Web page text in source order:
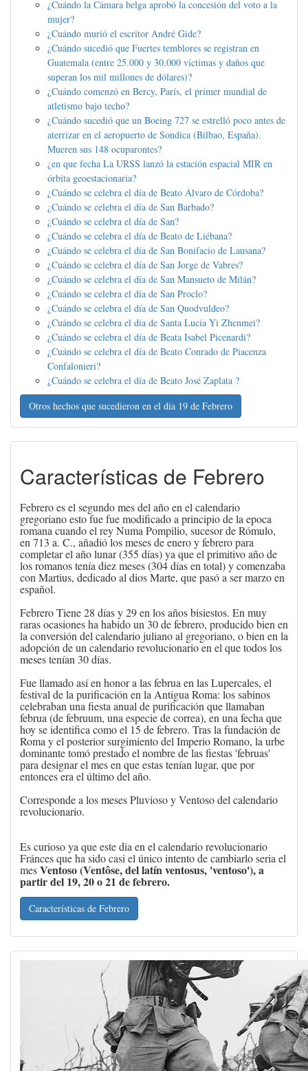
¿Cuándo la Cámara belga aprobó la concesión del voto a la
mujer?
¿Cuándo murió el escritor André Gide?
¿Cuándo sucedió que Fuertes temblores se registran en
Guatemala (entre 25.000 y 30.000 víctimas y daños que
superan los mil millones de dólares)?
¿Cuándo comenzó en Bercy, París, el primer mundial de
atletismo bajo techo?
¿Cuándo sucedió que un Boeing 727 se estrelló poco antes de
aterrizar en el aeropuerto de Sondica (Bilbao, España).
Mueren sus 148 ocuparontes?
¿en que fecha La URSS lanzó la estación espacial MIR en
órbita geoestacionaria?
¿Cuándo se celebra el día de Beato Álvaro de Córdoba?
¿Cuándo se celebra el día de San Barbado?
¿Cuándo se celebra el día de San?
¿Cuándo se celebra el día de Beato de Liébana?
¿Cuándo se celebra el día de San Bonifacio de Lausana?
¿Cuándo se celebra el día de San Jorge de Vabres?
¿Cuándo se celebra el día de San Mansueto de Milán?
¿Cuándo se celebra el día de San Proclo?
¿Cuándo se celebra el día de San Quodvuldeo?
¿Cuándo se celebra el día de Santa Lucía Yi Zhenmei?
¿Cuándo se celebra el día de Beata Isabel Picenardi?
¿Cuándo se celebra el día de Beato Conrado de Piacenza
Confalonieri?
¿Cuándo se celebra el día de Beato José Zaplata ?
Otros hechos que sucedieron en el dia 19 de Febrero
Características de Febrero
Febrero es el segundo mes del año en el calendario
gregoriano esto fue fue modificado a principio de la epoca
romana cuando el rey Numa Pompilio, sucesor de Rómulo,
en 713 a. C., añadió los meses de enero y febrero para
completar el año lunar (355 días) ya que el primitivo año de
los romanos tenía diez meses (304 días en total) y comenzaba
con Martius, dedicado al dios Marte, que pasó a ser marzo en
español.
Febrero Tiene 28 días y 29 en los años bisiestos. En muy
raras ocasiones ha habido un 30 de febrero, producido bien en
la conversión del calendario juliano al gregoriano, o bien en la
adopción de un calendario revolucionario en el que todos los
meses tenían 30 días.
Fue llamado así en honor a las februa en las Lupercales, el
festival de la purificación en la Antigua Roma: los sabinos
celebraban una fiesta anual de purificación que llamaban
februa (de februum, una especie de correa), en una fecha que
hoy se identifica como el 15 de febrero. Tras la fundación de
Roma y el posterior surgimiento del Imperio Romano, la urbe
dominante tomó prestado el nombre de las fiestas 'februas'
para designar el mes en que estas tenían lugar, que por
entonces era el último del año.
​Corresponde a los meses Pluvioso y Ventoso del calendario
revolucionario.
Es curioso ya que este dia en el calendario revolucionario
Fránces que ha sido casi el único intento de cambiarlo seria el
mesVentoso(Ventôse, del latín ventosus, 'ventoso'), a
partir del 19, 20 o 21 de febrero.
Características de Febrero